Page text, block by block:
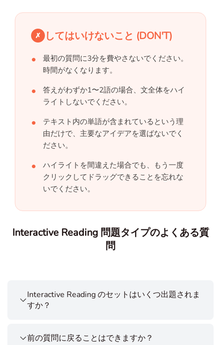
✗ してはいけないこと (DON'T)
最初の質問に3分を費やさないでください。
時間がなくなります。
答えがわずか1〜2語の場合、文全体をハイ
ライトしないでください。
テキスト内の単語が含まれているという理
由だけで、主要なアイデアを選ばないでく
ださい。
ハイライトを間違えた場合でも、もう一度
クリックしてドラッグできることを忘れな
いでください。
Interactive Reading 問題タイプのよくある質
問
Interactive Reading のセットはいくつ出題されま
すか？
前の質問に戻ることはできますか？